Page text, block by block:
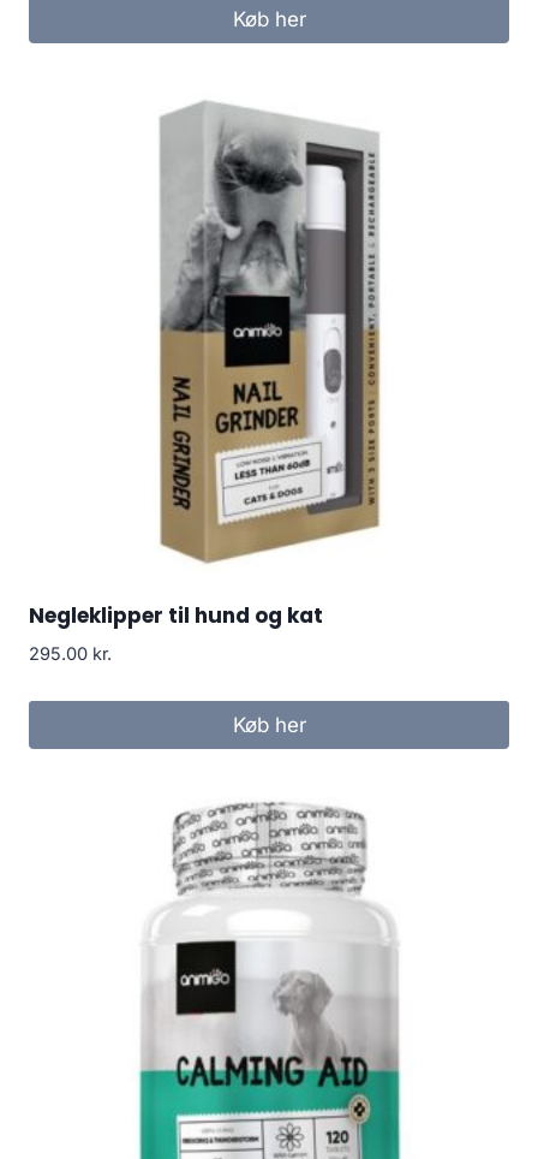
Køb her
Negleklipper til hund og kat
295.00 kr.
Køb her